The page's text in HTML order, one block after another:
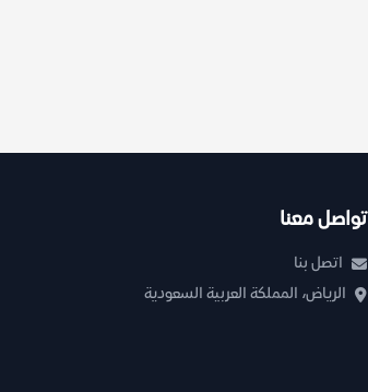
تواصل معنا
اتصل بنا
الرياض، المملكة العربية السعودية